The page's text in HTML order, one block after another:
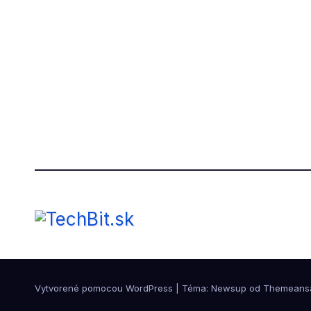
Vytvorené pomocou WordPress Téma: Newsup od